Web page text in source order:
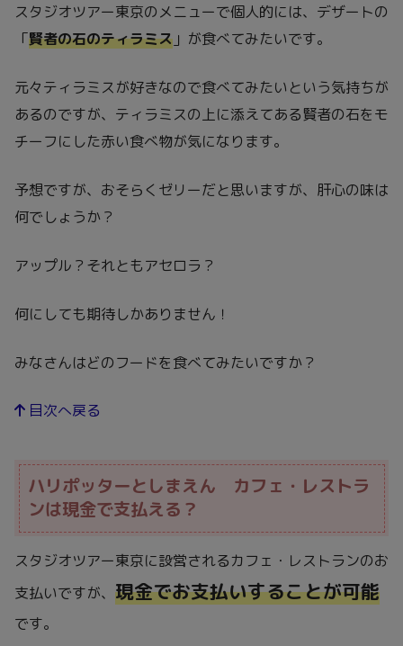
スタジオツアー東京のメニューで個人的には、デザートの
「賢者の石のティラミス 」が食べてみたいです。
元々ティラミスが好きなので食べてみたいという気持ちが
あるのですが、ティラミスの上に添えてある賢者の石をモ
チーフにした赤い食べ物が気になります。
予想ですが、おそらくゼリーだと思いますが、肝心の味は
何でしょうか？
アップル？それともアセロラ？
何にしても期待しかありません！
みなさんはどのフードを食べてみたいですか？
目次へ戻る
ハリポッターとしまえん カフェ・レストラ
ンは現金で支払える？
スタジオツアー東京に設営されるカフェ・レストランのお
支払いですが、 現金でお支払いすることが可能
です。